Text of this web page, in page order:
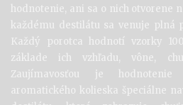
hodnotenie, ani sa o nich otvorene
každému destilátu sa venuje plná
Každý porotca hodnotí vzorky
základe ich vzhľadu, vône,
Zaujímavosťou je
aromatického kolieska špeciálne